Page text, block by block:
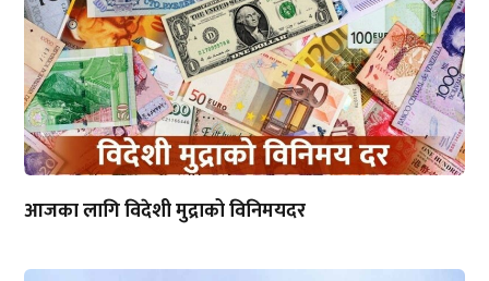
आजका लागि विदेशी मुद्राको विनिमयदर